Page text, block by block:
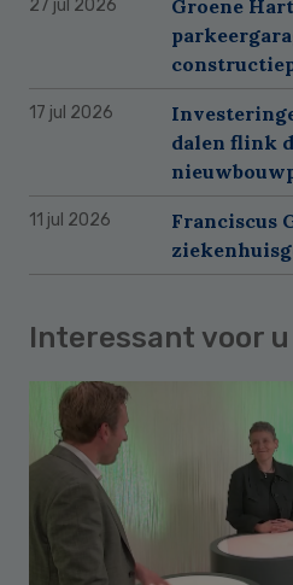
27 jul 2026
Groene
17 jul 2026
dalen flink
11 jul 2026
Franciscus
Interessant voor u